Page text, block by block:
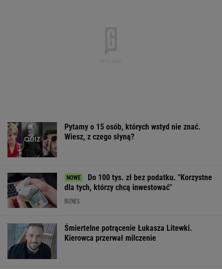
Pytamy o 15 osób, których wstyd nie znać.
Wiesz, z czego słyną?
Do 100 tys. zł bez podatku. "Korzystne
dla tych, którzy chcą inwestować"
BIZNES
Śmiertelne potrącenie Łukasza Litewki.
Kierowca przerwał milczenie